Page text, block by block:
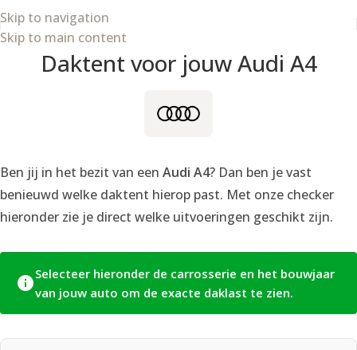
Skip to navigation
Skip to main content
Daktent voor jouw Audi A4
Ben jij in het bezit van een Audi A4? Dan ben je vast
benieuwd welke daktent hierop past. Met onze checker
hieronder zie je direct welke uitvoeringen geschikt zijn.
Selecteer hieronder de carrosserie en het bouwjaar
van jouw auto om de exacte daklast te zien.